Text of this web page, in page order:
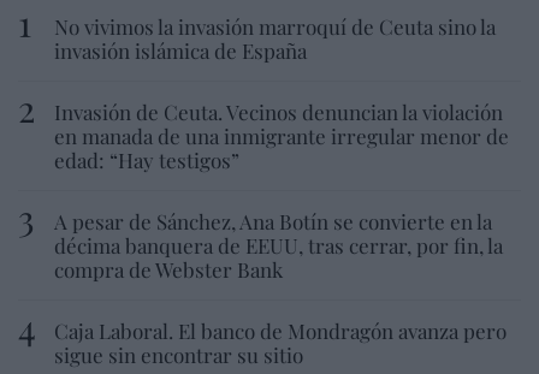
No vivimos la invasión marroquí de Ceuta sino la
invasión islámica de España
Invasión de Ceuta. Vecinos denuncian la violación
en manada de una inmigrante irregular menor de
edad: “Hay testigos”
A pesar de Sánchez, Ana Botín se convierte en la
décima banquera de EEUU, tras cerrar, por fin, la
compra de Webster Bank
Caja Laboral. El banco de Mondragón avanza pero
sigue sin encontrar su sitio